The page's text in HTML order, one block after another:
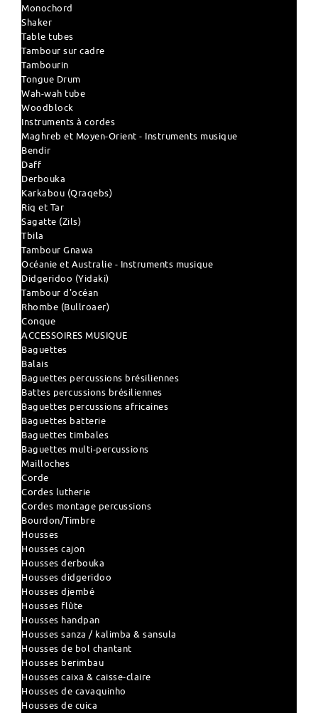
Monochord
Shaker
Table tubes
Tambour sur cadre
Tambourin
Tongue Drum
Wah-wah tube
Woodblock
Instruments à cordes
Maghreb et Moyen-Orient - Instruments musique
Bendir
Daff
Derbouka
Karkabou (Qraqebs)
Riq et Tar
Sagatte (Zils)
Tbila
Tambour Gnawa
Océanie et Australie - Instruments musique
Didgeridoo (Yidaki)
Tambour d'océan
Rhombe (Bullroaer)
Conque
ACCESSOIRES MUSIQUE
Baguettes
Balais
Baguettes percussions brésiliennes
Battes percussions brésiliennes
Baguettes percussions africaines
Baguettes batterie
Baguettes timbales
Baguettes multi-percussions
Mailloches
Corde
Cordes lutherie
Cordes montage percussions
Bourdon/Timbre
Housses
Housses cajon
Housses derbouka
Housses didgeridoo
Housses djembé
Housses flûte
Housses handpan
Housses sanza / kalimba & sansula
Housses de bol chantant
Housses berimbau
Housses caixa & caisse-claire
Housses de cavaquinho
Housses de cuica